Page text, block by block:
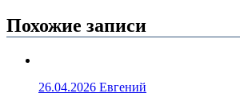
Похожие записи
26.04.2026 Евгений